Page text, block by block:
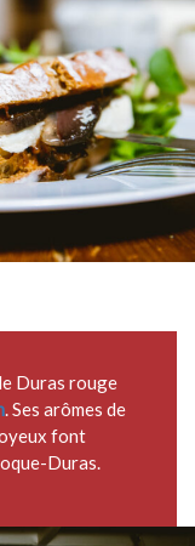
Duras rouge
. Ses arômes de
font
Duras.